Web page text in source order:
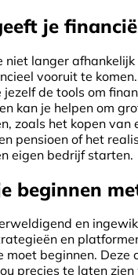
je
niet langer
vooruit te
jezelf de tools om
kan je helpen om
zoals het kopen van
pensioen of het
eigen bedrijf starten.
beginnen
en
en
beginnen. Deze
precies te laten